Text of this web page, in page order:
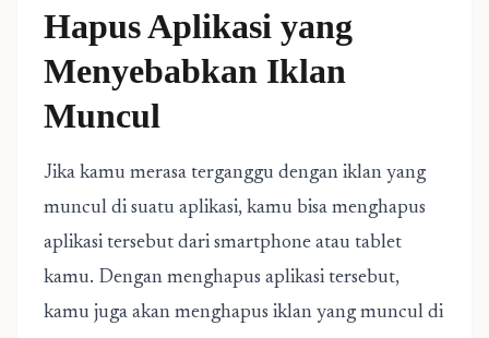
Hapus Aplikasi yang
Menyebabkan Iklan
Muncul
Jika kamu merasa terganggu dengan iklan yang
muncul di suatu aplikasi, kamu bisa menghapus
aplikasi tersebut dari smartphone atau tablet
kamu. Dengan menghapus aplikasi tersebut,
kamu juga akan menghapus iklan yang muncul di